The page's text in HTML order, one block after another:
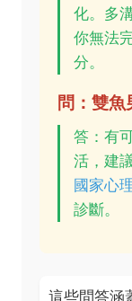
化。多
你無法
分。
問：雙魚
答：有
活，建
國家心
診斷。
這些問答涵